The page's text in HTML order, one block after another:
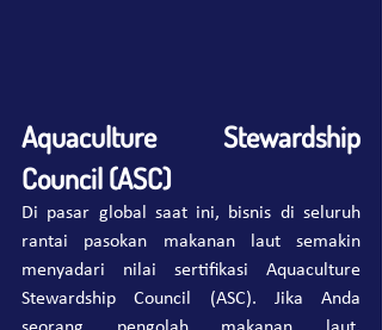
Aquaculture Stewardship
Council (ASC)
Di pasar global saat ini, bisnis di seluruh
rantai pasokan makanan laut semakin
menyadari nilai sertifikasi Aquaculture
Stewardship Council (ASC). Jika Anda